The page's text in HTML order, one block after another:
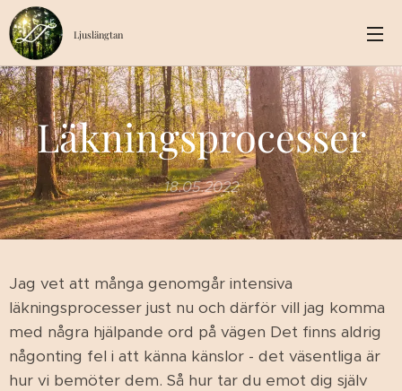
Ljuslängtan
Läkningsprocesser
18.05.2022
Jag vet att många genomgår intensiva
läkningsprocesser just nu och därför vill jag komma
med några hjälpande ord på vägen Det finns aldrig
någonting fel i att känna känslor - det väsentliga är
hur vi bemöter dem. Så hur tar du emot dig själv